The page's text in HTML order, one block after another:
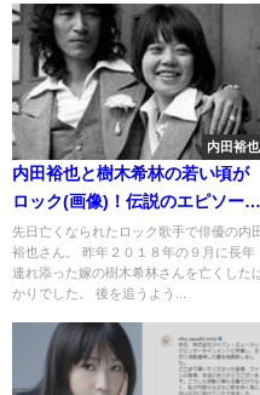
内田裕也
内田裕也と樹木希林の若い頃が
ロック(画像)！伝説のエピソー
ド・逸話
先日亡くなられたロック歌手で俳優の内
裕也さん。 昨年２０１８年の９月に長年
連れ添った嫁の樹木希林さんを亡くした
かりでした。 後を追うよう...